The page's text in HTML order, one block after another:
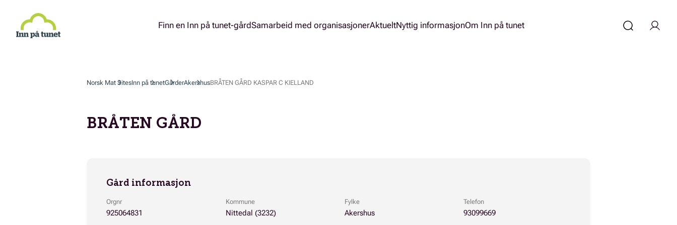
hovedinnhold
Finn en Inn på tunet-gårdSamarbeid med organisasjonerAktueltNyttig informasjonOm Inn på tunet
Norsk Mat SitesInn på tunetGårderAkershusBRÅTEN GÅRD KASPAR C KIELLAND
BRÅTEN GÅRD
Gård informasjon
Orgnr
925064831
Kommune
Nittedal (3232)
Fylke
Akershus
Telefon
93099669